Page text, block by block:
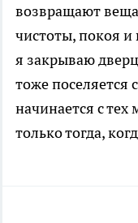
возвращают
чистоты, покоя
я закрываю
тоже поселяется
начинается с
только тогда,